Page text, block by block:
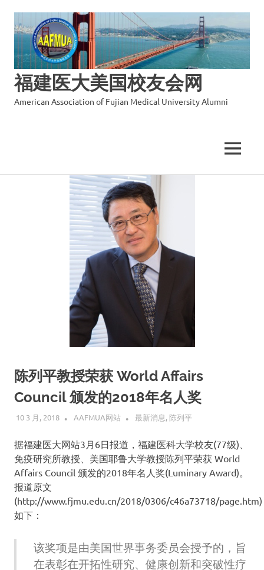
福建医大美国校友会网
American Association of Fujian Medical University Alumni
MENU
陈列平教授荣获 World Affairs
Council 颁发的2018年名人奖
10 3 月, 2018 AAFMUA网站 最新消息,陈列平
据福建医大网站3月6日报道，福建医科大学校友(77级)、
免疫研究所教授、美国耶鲁大学教授陈列平荣获 World
Affairs Council 颁发的2018年名人奖(Luminary Award)。
报道原文
(http://www.fjmu.edu.cn/2018/0306/c46a73718/page.htm)
如下：
该奖项是由美国世界事务委员会授予的，旨
在表彰在开拓性研究、健康创新和突破性疗